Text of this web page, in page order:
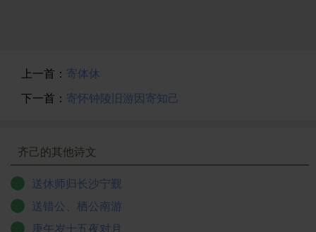
上一首： 寄体休
下一首： 寄怀钟陵旧游因寄知己
齐己的其他诗文
送休师归长沙宁觐
送错公、栖公南游
庚午岁十五夜对月